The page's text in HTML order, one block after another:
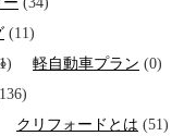
(11)
軽自動車プラン (0)
クリフォードとは (51)